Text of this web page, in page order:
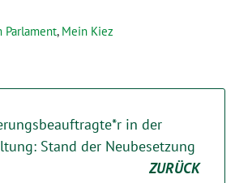
Parlament, Mein Kiez
in der
Stand der Neubesetzung
ZURÜCK